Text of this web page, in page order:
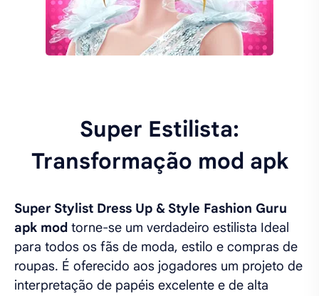
Super Estilista:
Transformação mod apk
Super Stylist Dress Up & Style Fashion Guru
apk mod torne-se um verdadeiro estilista Ideal
para todos os fãs de moda, estilo e compras de
roupas. É oferecido aos jogadores um projeto de
interpretação de papéis excelente e de alta